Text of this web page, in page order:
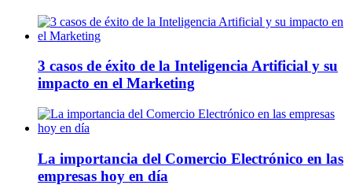
3 casos de éxito de la Inteligencia Artificial y su
impacto en el Marketing
La importancia del Comercio Electrónico en las
empresas hoy en día